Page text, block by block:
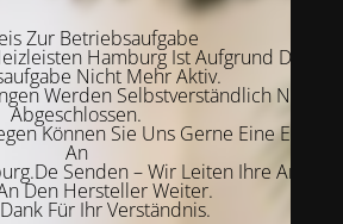
Zur Betriebsaufgabe
Hamburg Ist Aufgrund Der
Nicht Mehr Aktiv.
Werden Selbstverständlich Noch
Abgeschlossen.
Können Sie Uns Gerne Eine E-Mail
An
Senden – Wir Leiten Ihre Anfrage
Den Hersteller Weiter.
Für Ihr Verständnis.